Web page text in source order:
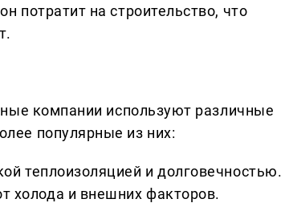
потратит на строительство, что
компании используют различные
популярные из них:
теплоизоляцией и долговечностью.
холода и внешних факторов.